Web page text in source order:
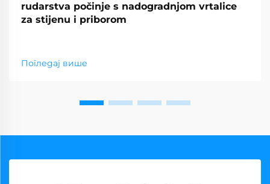
rudarstva počinje s nadogradnjom vrtalice
za stijenu i priborom
Погледај више